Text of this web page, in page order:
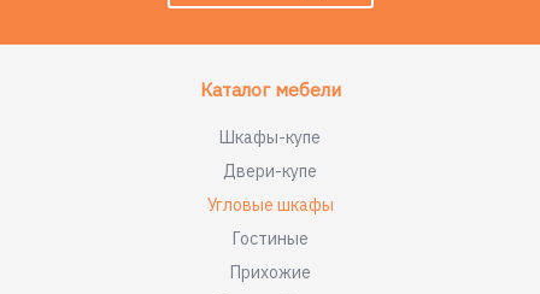
Каталог мебели
Шкафы-купе
Двери-купе
Угловые шкафы
Гостиные
Прихожие